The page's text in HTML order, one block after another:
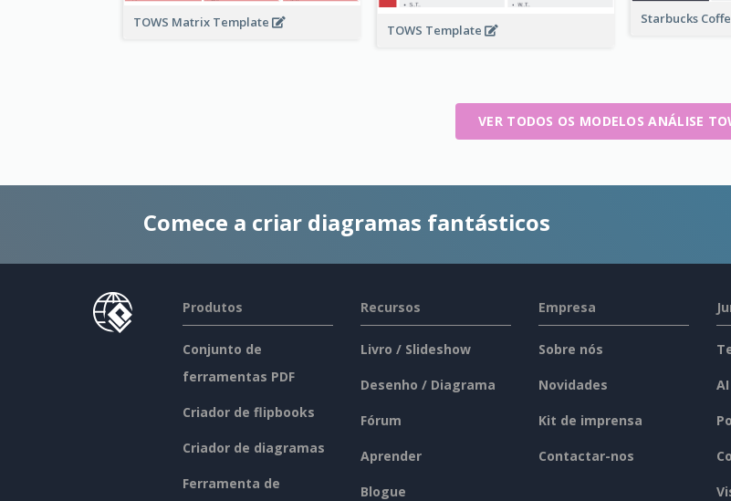
TOWS Matrix Template
TOWS Template
Starbucks
VER TODOS OS MODELOS ANÁLISE
Comece a criar diagramas fantásticos
Produtos
Conjunto de
ferramentas PDF
Criador de flipbooks
Criador de diagramas
Ferramenta de
Recursos
Livro / Slideshow
Desenho / Diagrama
Fórum
Aprender
Blogue
Empresa
Sobre nós
Novidades
Kit de imprensa
Contactar-nos